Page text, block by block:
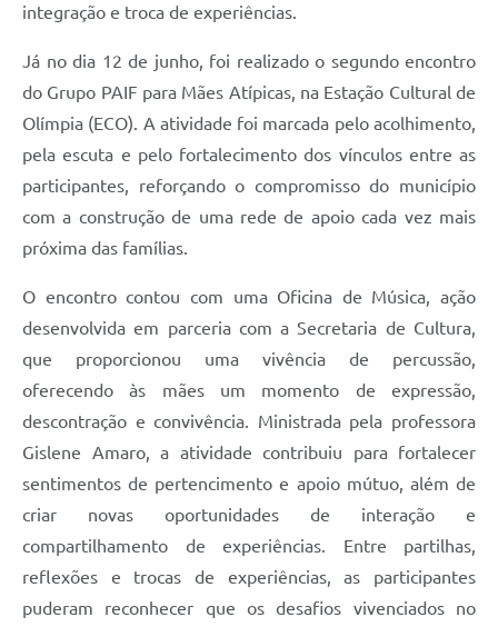
integração e troca de experiências.
Já no dia 12 de junho, foi realizado o segundo encontro
do Grupo PAIF para Mães Atípicas, na Estação Cultural de
Olímpia (ECO). A atividade foi marcada pelo acolhimento,
pela escuta e pelo fortalecimento dos vínculos entre as
participantes, reforçando o compromisso do município
com a construção de uma rede de apoio cada vez mais
próxima das famílias.
O encontro contou com uma Oficina de Música, ação
desenvolvida em parceria com a Secretaria de Cultura,
que proporcionou uma vivência de percussão,
oferecendo às mães um momento de expressão,
descontração e convivência. Ministrada pela professora
Gislene Amaro, a atividade contribuiu para fortalecer
sentimentos de pertencimento e apoio mútuo, além de
criar novas oportunidades de interação e
compartilhamento de experiências. Entre partilhas,
reflexões e trocas de experiências, as participantes
puderam reconhecer que os desafios vivenciados no